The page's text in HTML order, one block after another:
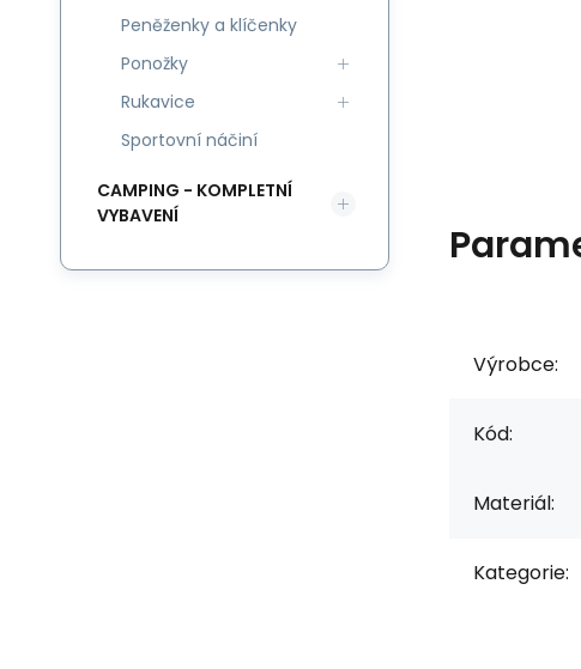
Výrobce:
Kód:
Materiál:
Kategorie:
Peněženky a klíčenky
Ponožky
Rukavice
Sportovní náčiní
CAMPING - KOMPLETNÍ
VYBAVENÍ